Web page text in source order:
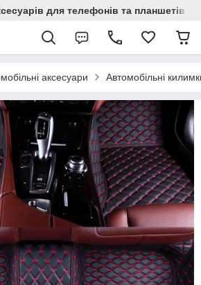
для телефонів та планшетів
аксесуари Автомобільні